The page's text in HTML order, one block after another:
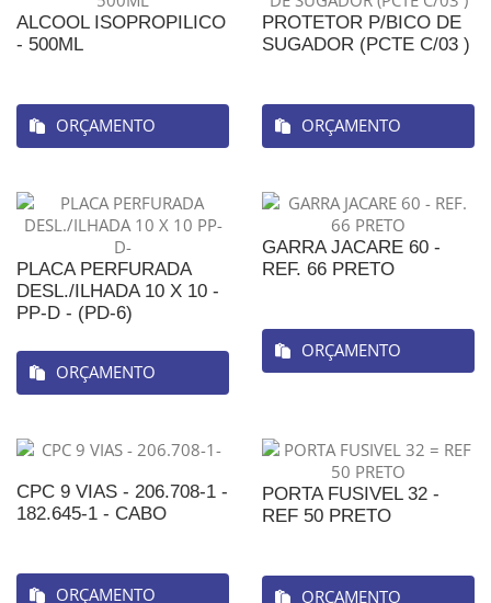
ALCOOL ISOPROPILICO
- 500ML
ORÇAMENTO
PROTETOR P/BICO DE
SUGADOR (PCTE C/03 )
ORÇAMENTO
PLACA PERFURADA
DESL./ILHADA 10 X 10 -
PP-D - (PD-6)
ORÇAMENTO
GARRA JACARE 60 -
REF. 66 PRETO
ORÇAMENTO
CPC 9 VIAS - 206.708-1 -
182.645-1 - CABO
ORÇAMENTO
PORTA FUSIVEL 32 -
REF 50 PRETO
ORÇAMENTO